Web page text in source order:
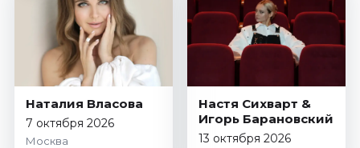
Наталия Власова
7 октября 2026
Москва
Настя Сихварт &
Игорь Барановский
13 октября 2026